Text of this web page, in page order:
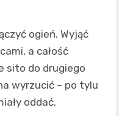
ogień. Wyjąć
a całość
sito do drugiego
wyrzucić – po tylu
oddać.